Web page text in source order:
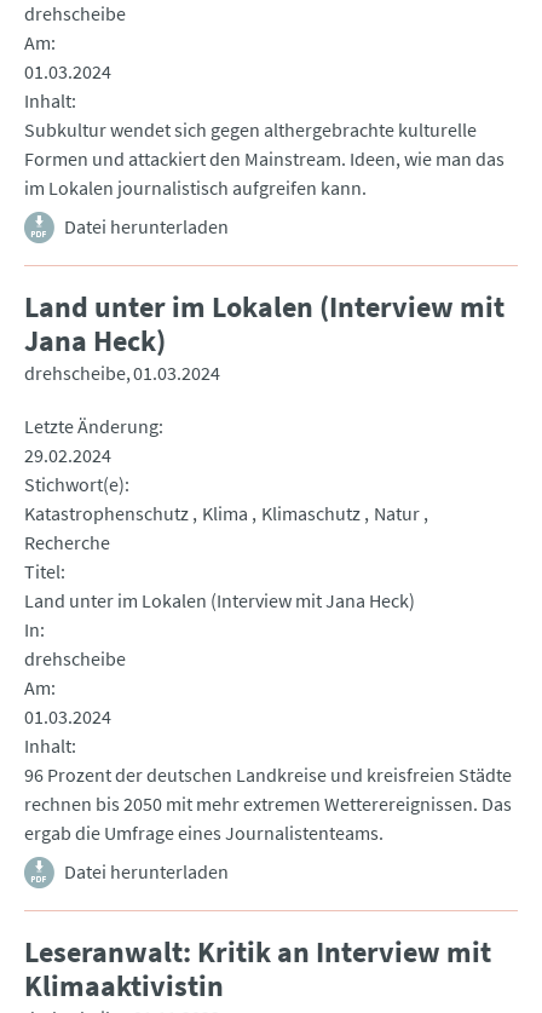
drehscheibe
Am
01.03.2024
Inhalt
Subkultur wendet sich gegen althergebrachte kulturelle
Formen und attackiert den Mainstream. Ideen, wie man das
im Lokalen journalistisch aufgreifen kann.
Datei herunterladen
Land unter im Lokalen (Interview mit
Jana Heck)
drehscheibe 01.03.2024
Letzte Änderung
29.02.2024
Stichwort(e)
Katastrophenschutz Klima Klimaschutz Natur
Recherche
Titel
Land unter im Lokalen (Interview mit Jana Heck)
In
drehscheibe
Am
01.03.2024
Inhalt
96 Prozent der deutschen Landkreise und kreisfreien Städte
rechnen bis 2050 mit mehr extremen Wetterereignissen. Das
ergab die Umfrage eines Journalistenteams.
Datei herunterladen
Leseranwalt: Kritik an Interview mit
Klimaaktivistin